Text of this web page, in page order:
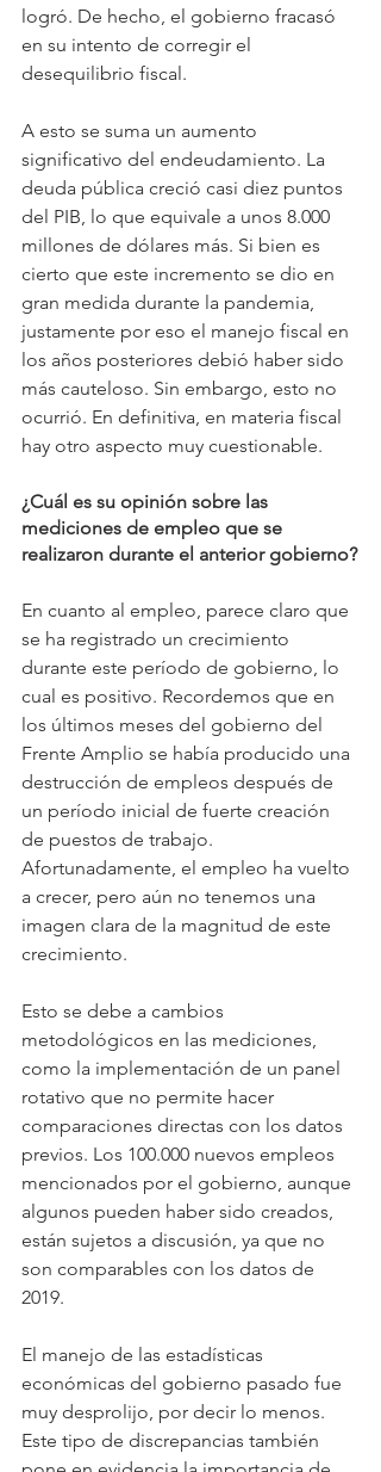
logró. De hecho, el gobierno fracasó
en su intento de corregir el
desequilibrio fiscal.
A esto se suma un aumento
significativo del endeudamiento. La
deuda pública creció casi diez puntos
del PIB, lo que equivale a unos 8.000
millones de dólares más. Si bien es
cierto que este incremento se dio en
gran medida durante la pandemia,
justamente por eso el manejo fiscal en
los años posteriores debió haber sido
más cauteloso. Sin embargo, esto no
ocurrió. En definitiva, en materia fiscal
hay otro aspecto muy cuestionable.
¿Cuál es su opinión sobre las
mediciones de empleo que se
realizaron durante el anterior gobierno?
En cuanto al empleo, parece claro que
se ha registrado un crecimiento
durante este período de gobierno, lo
cual es positivo. Recordemos que en
los últimos meses del gobierno del
Frente Amplio se había producido una
destrucción de empleos después de
un período inicial de fuerte creación
de puestos de trabajo.
Afortunadamente, el empleo ha vuelto
a crecer, pero aún no tenemos una
imagen clara de la magnitud de este
crecimiento.
Esto se debe a cambios
metodológicos en las mediciones,
como la implementación de un panel
rotativo que no permite hacer
comparaciones directas con los datos
previos. Los 100.000 nuevos empleos
mencionados por el gobierno, aunque
algunos pueden haber sido creados,
están sujetos a discusión, ya que no
son comparables con los datos de
2019.
El manejo de las estadísticas
económicas del gobierno pasado fue
muy desprolijo, por decir lo menos.
Este tipo de discrepancias también